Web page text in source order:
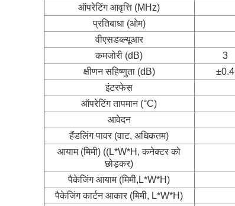
ऑपरेटिंग आवृत्ति (MHz)
प्रतिबाधा (ओम)
वीएसडब्ल्यूआर
कमजोरी (dB)
3
क्षीणन सहिष्णुता (dB)
±0.4
इंटरफेस
ऑपरेटिंग तापमान (°C)
आवेदन
हैंडलिंग पावर (वाट, अधिकतम)
आयाम (मिमी) ((L*W*H, कनेक्टर को
छोड़कर)
पैकेजिंग आयाम (मिमी,L*W*H)
पैकेजिंग कार्टन आकार (मिमी, L*W*H)